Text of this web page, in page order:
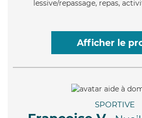
lessive/repassage, repas,
Afficher le
SPORTIVE